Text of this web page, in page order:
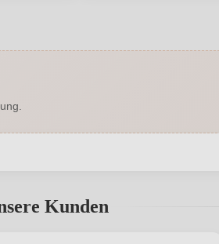
QualitätKunden